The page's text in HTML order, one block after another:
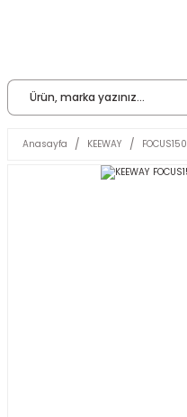
Anasayfa KEEWAY FOCUS150